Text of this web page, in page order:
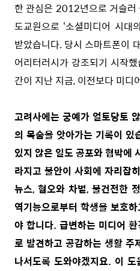
한 관심은 2012년으로 거슬러
도교원으로 ‘소셜미디어 시대
받았습니다. 당시 스마트폰이
어리터러시가 강조되기 시작
간이 지난 지금, 이전보다 미디
고려사에는 궁예가 얼토당토
의 목숨을 앗아가는 기록이 있
있지 않은 일도 공포와 협박에
라지고 불안이 사회에 자리잡
뉴스, 혐오와 차별, 불건전한
역기능으로부터 학생을 보호
야 합니다. 급변하는 미디어
로 발견하고 공감하는 생활 주
나서도록 도와야겠지요. 이